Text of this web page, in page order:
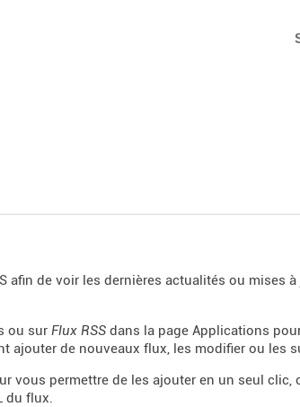
afin de voir les dernières actualités ou mises
ou sur Flux RSS dans la page Applications
ajouter de nouveaux flux, les modifier ou les
vous permettre de les ajouter en un seul clic,
du flux.